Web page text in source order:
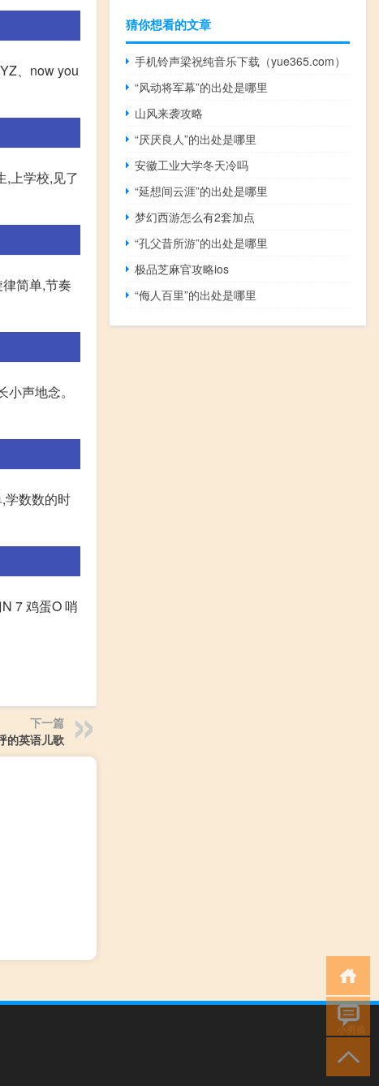
、now you
,上学校,见了
简单,节奏
声地念。
学数数的时
7 鸡蛋O 哨
下一篇
的英语儿歌
猜你想看的文章
手机铃声梁祝纯音乐下载（yue365.com）
“风动将军幕”的出处是哪里
山风来袭攻略
“厌厌良人”的出处是哪里
安徽工业大学冬天冷吗
“延想间云涯”的出处是哪里
梦幻西游怎么有2套加点
“孔父昔所游”的出处是哪里
极品芝麻官攻略ios
“侮人百里”的出处是哪里
小男孩